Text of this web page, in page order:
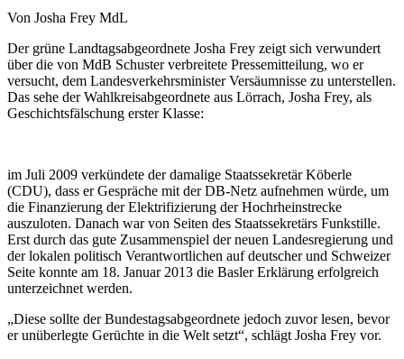
Von Josha Frey MdL
Der grüne Landtagsabgeordnete Josha Frey zeigt sich verwundert
über die von MdB Schuster verbreitete Pressemitteilung, wo er
versucht, dem Landesverkehrsminister Versäumnisse zu unterstellen.
Das sehe der Wahlkreisabgeordnete aus Lörrach, Josha Frey, als
Geschichtsfälschung erster Klasse:
im Juli 2009 verkündete der damalige Staatssekretär Köberle
(CDU), dass er Gespräche mit der DB-Netz aufnehmen würde, um
die Finanzierung der Elektrifizierung der Hochrheinstrecke
auszuloten. Danach war von Seiten des Staatssekretärs Funkstille.
Erst durch das gute Zusammenspiel der neuen Landesregierung und
der lokalen politisch Verantwortlichen auf deutscher und Schweizer
Seite konnte am 18. Januar 2013 die Basler Erklärung erfolgreich
unterzeichnet werden.
„Diese sollte der Bundestagsabgeordnete jedoch zuvor lesen, bevor
er unüberlegte Gerüchte in die Welt setzt“, schlägt Josha Frey vor.